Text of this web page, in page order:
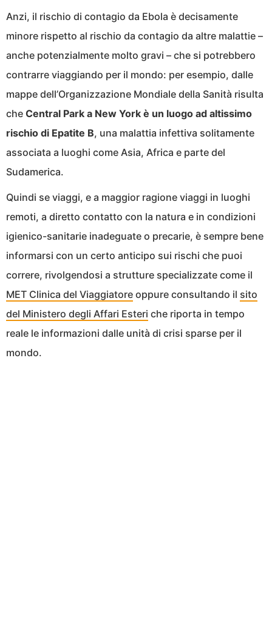
Anzi, il rischio di contagio da Ebola è decisamente
minore rispetto al rischio da contagio da altre malattie –
anche potenzialmente molto gravi – che si potrebbero
contrarre viaggiando per il mondo: per esempio, dalle
mappe dell’Organizzazione Mondiale della Sanità risulta
che Central Park a New York è un luogo ad altissimo
rischio di Epatite B, una malattia infettiva solitamente
associata a luoghi come Asia, Africa e parte del
Sudamerica.
Quindi se viaggi, e a maggior ragione viaggi in luoghi
remoti, a diretto contatto con la natura e in condizioni
igienico-sanitarie inadeguate o precarie, è sempre bene
informarsi con un certo anticipo sui rischi che puoi
correre, rivolgendosi a strutture specializzate come il
MET Clinica del Viaggiatore oppure consultando il sito
del Ministero degli Affari Esteri che riporta in tempo
reale le informazioni dalle unità di crisi sparse per il
mondo.